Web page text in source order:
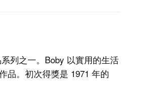
列之一。Boby 以實用的生活
品。初次得獎是 1971 年的